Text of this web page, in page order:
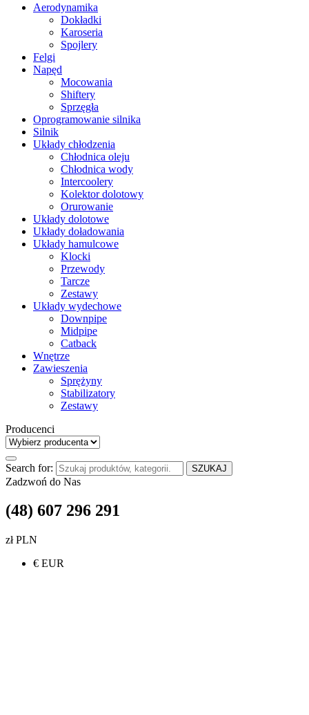
Aerodynamika
Dokładki
Karoseria
Spojlery
Felgi
Napęd
Mocowania
Shiftery
Sprzęgła
Oprogramowanie silnika
Silnik
Układy chłodzenia
Chłodnica oleju
Chłodnica wody
Intercoolery
Kolektor dolotowy
Orurowanie
Układy dolotowe
Układy doładowania
Układy hamulcowe
Klocki
Przewody
Tarcze
Zestawy
Układy wydechowe
Downpipe
Midpipe
Catback
Wnętrze
Zawieszenia
Sprężyny
Stabilizatory
Zestawy
Producenci
Search for: SZUKAJ
Zadzwoń do Nas
(48) 607 296 291
zł PLN
€ EUR